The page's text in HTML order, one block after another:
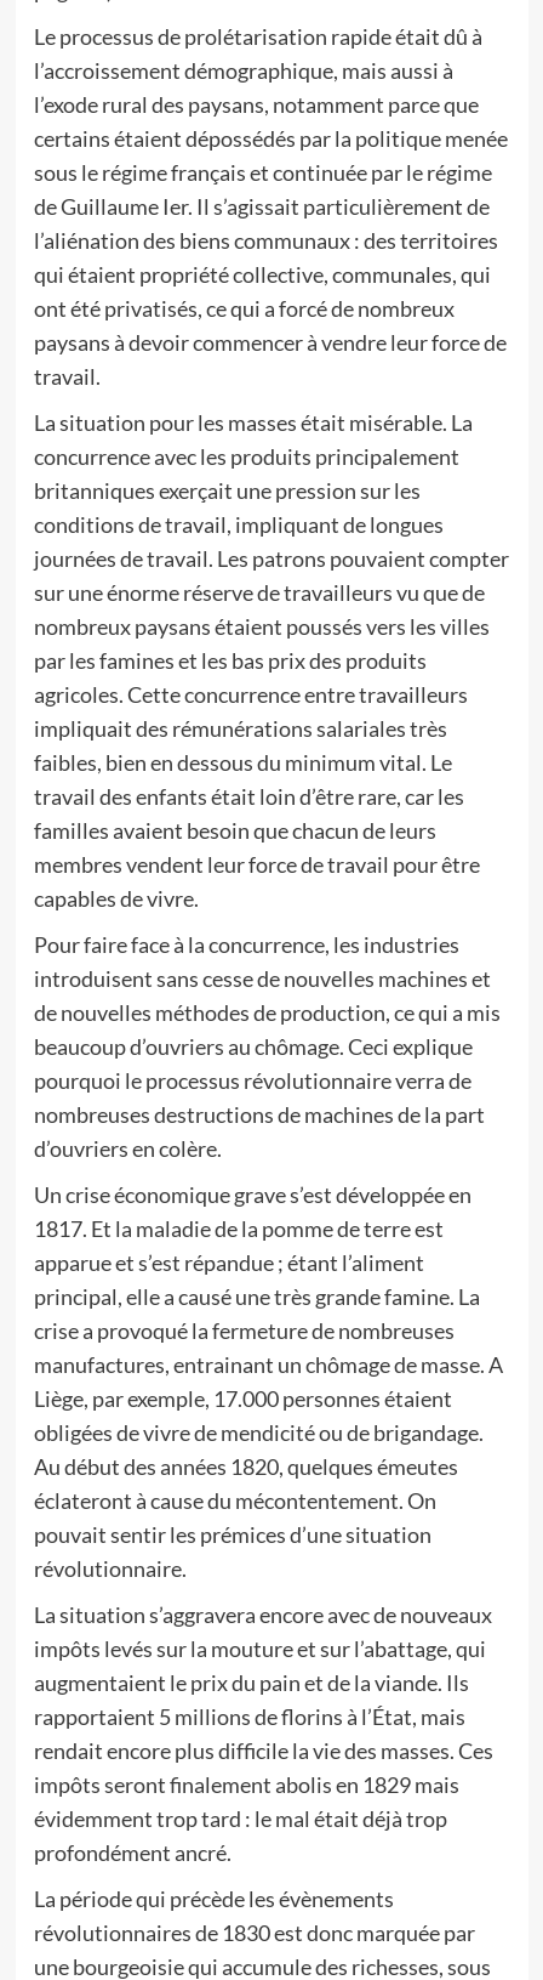
Le processus de prolétarisation rapide était dû à
l’accroissement démographique, mais aussi à
l’exode rural des paysans, notamment parce que
certains étaient dépossédés par la politique menée
sous le régime français et continuée par le régime
de Guillaume Ier. Il s’agissait particulièrement de
l’aliénation des biens communaux : des territoires
qui étaient propriété collective, communales, qui
ont été privatisés, ce qui a forcé de nombreux
paysans à devoir commencer à vendre leur force de
travail.
La situation pour les masses était misérable. La
concurrence avec les produits principalement
britanniques exerçait une pression sur les
conditions de travail, impliquant de longues
journées de travail. Les patrons pouvaient compter
sur une énorme réserve de travailleurs vu que de
nombreux paysans étaient poussés vers les villes
par les famines et les bas prix des produits
agricoles. Cette concurrence entre travailleurs
impliquait des rémunérations salariales très
faibles, bien en dessous du minimum vital. Le
travail des enfants était loin d’être rare, car les
familles avaient besoin que chacun de leurs
membres vendent leur force de travail pour être
capables de vivre.
Pour faire face à la concurrence, les industries
introduisent sans cesse de nouvelles machines et
de nouvelles méthodes de production, ce qui a mis
beaucoup d’ouvriers au chômage. Ceci explique
pourquoi le processus révolutionnaire verra de
nombreuses destructions de machines de la part
d’ouvriers en colère.
Un crise économique grave s’est développée en
1817. Et la maladie de la pomme de terre est
apparue et s’est répandue ; étant l’aliment
principal, elle a causé une très grande famine. La
crise a provoqué la fermeture de nombreuses
manufactures, entrainant un chômage de masse. A
Liège, par exemple, 17.000 personnes étaient
obligées de vivre de mendicité ou de brigandage.
Au début des années 1820, quelques émeutes
éclateront à cause du mécontentement. On
pouvait sentir les prémices d’une situation
révolutionnaire.
La situation s’aggravera encore avec de nouveaux
impôts levés sur la mouture et sur l’abattage, qui
augmentaient le prix du pain et de la viande. Ils
rapportaient 5 millions de florins à l’État, mais
rendait encore plus difficile la vie des masses. Ces
impôts seront finalement abolis en 1829 mais
évidemment trop tard : le mal était déjà trop
profondément ancré.
La période qui précède les évènements
révolutionnaires de 1830 est donc marquée par
une bourgeoisie qui accumule des richesses, sous